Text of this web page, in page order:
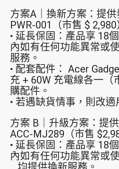
方案A｜換新方案：提
PWR-001（市售 $ 2,980
• 延長保固：產品享 18
內如有任何功能異常或
服務。
• 配套配件： Acer
充 + 60W 充電線各一（
購配件。
• 若遇缺貨情事，則改適
方案 B｜升級方案：提
ACC-MJ289（市售
• 延長保固：產品享 18
內如有任何功能異常或